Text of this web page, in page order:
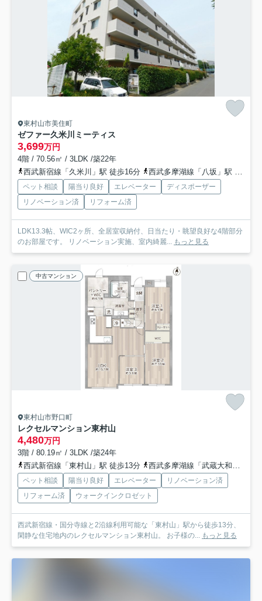
東村山市美住町
ゼファー久米川ミーティス
3,699万円
4階 / 70.56㎡ / 3LDK /築22年
西武新宿線「久米川」駅 徒歩16分
西武多摩湖線「八坂」駅 徒歩16分
ペット相談 陽当り良好 エレベーター
ディスポーザー
リノベーション済
リフォーム済
LDK13.3帖、WIC2ヶ所、全居室収納付、日当たり・眺望良好な4階部分
のお部屋です。 リノベーション実施、室内綺麗... もっと見る
中古マンション
東村山市野口町
レクセルマンション東村山
4,480万円
3階 / 80.19㎡ / 3LDK /築24年
西武新宿線「東村山」駅 徒歩13分
西武多摩湖線「武蔵大和」駅 徒歩18分
ペット相談 陽当り良好 エレベーター
リノベーション済
リフォーム済
ウォークインクロゼット
西武新宿線・国分寺線と2沿線利用可能な「東村山」駅から徒歩13分、
閑静な住宅地内のレクセルマンション東村山。 お子様の... もっと見る